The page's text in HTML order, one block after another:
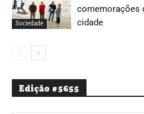
Sociedade
comemorações
cidade
Edição #5655